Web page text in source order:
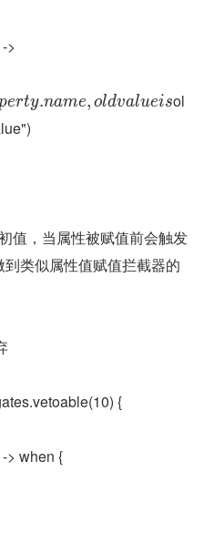
>
erty.name, oldvalueisol
值，当属性被赋值前会触发
类似属性值赋值拦截器的
{
> when {